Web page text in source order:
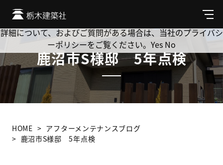
メ
ニ
ュ
鹿沼市S様邸 5年点検
HOME
アフターメンテナンスブログ
鹿沼市S様邸 5年点検
Cookie を使用して、お客様の活動を追跡してもよろしいです
か? 当社ではお客様のプライバシーを極めて重視しています。
詳細について、およびご質問がある場合は、当社のプライバシ
ーポリシーをご覧ください。 Yes No